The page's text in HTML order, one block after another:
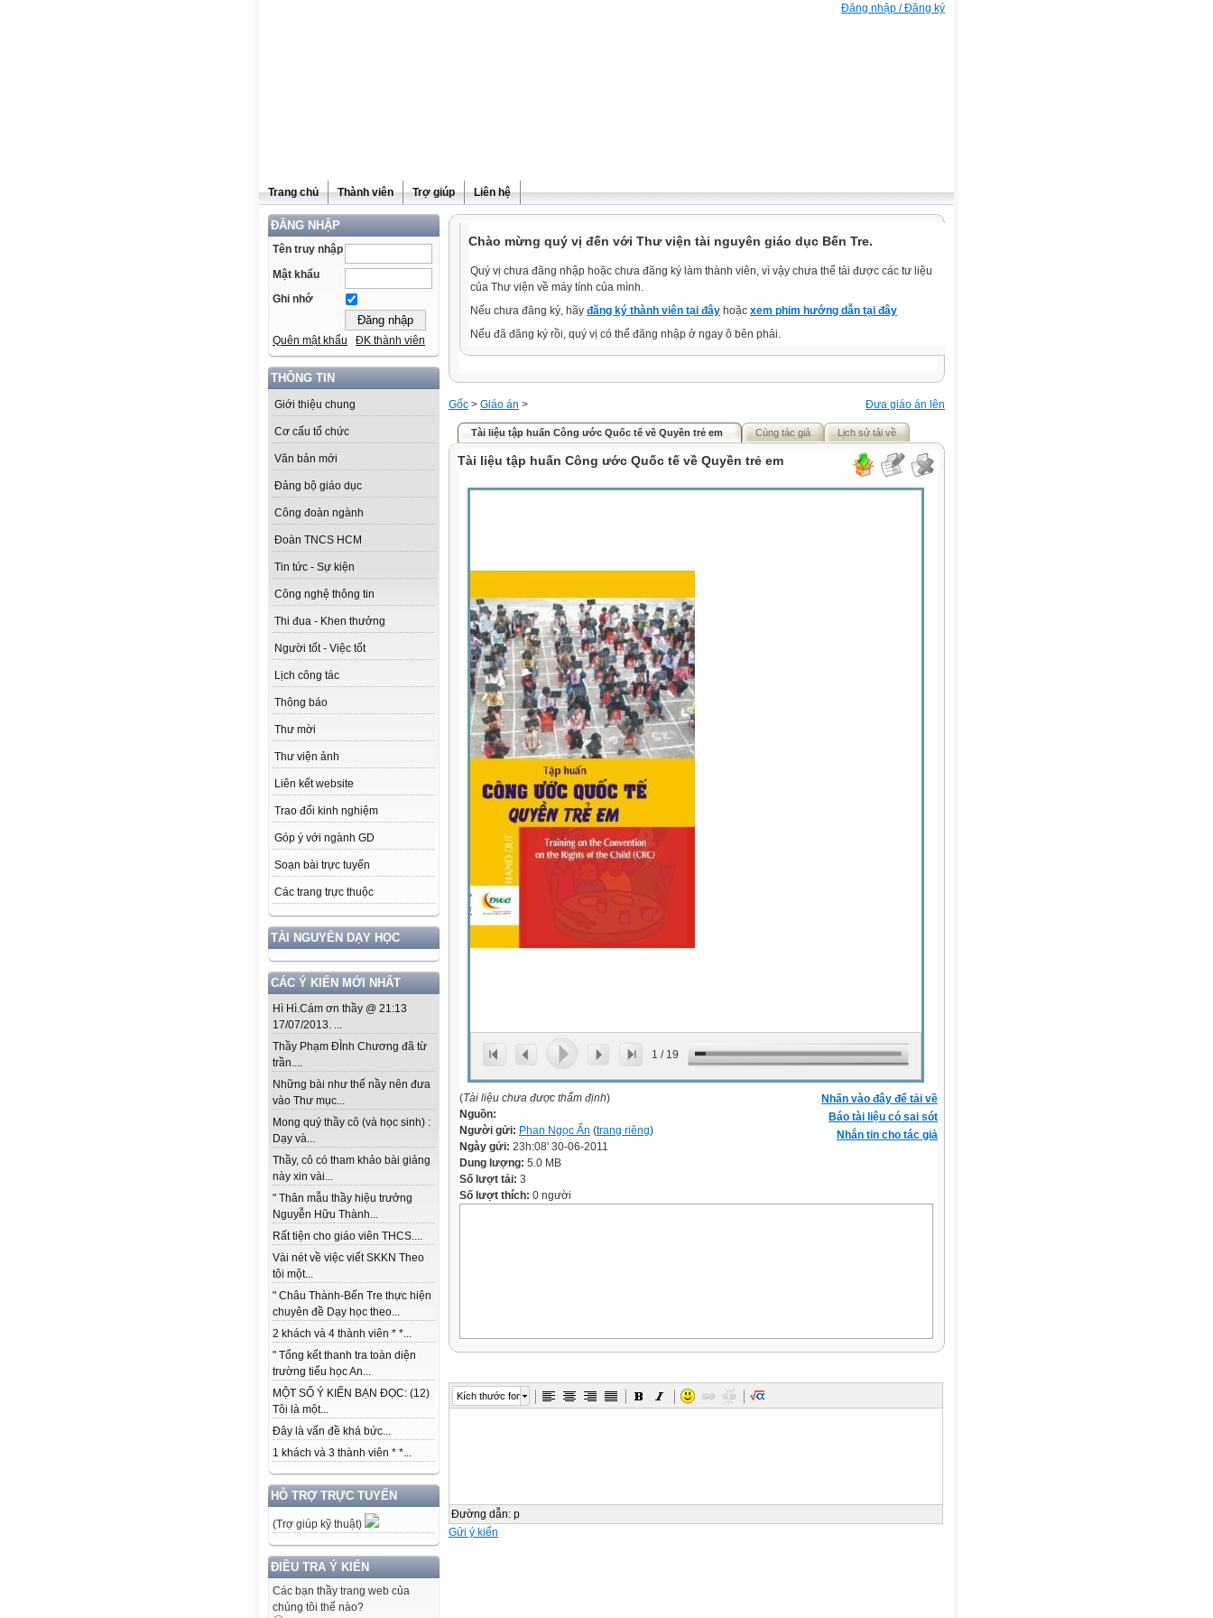
Đăng nhập / Đăng ký
Trang chủ Thành viên Trợ giúp Liên hệ
ĐĂNG NHẬP
Tên truy nhập
Mật khẩu
Ghi nhớ
Quên mật khẩu ĐK thành viên
THÔNG TIN
Giới thiệu chung
Cơ cấu tổ chức
Văn bản mới
Đảng bộ giáo dục
Công đoàn ngành
Đoàn TNCS HCM
Tin tức - Sự kiện
Công nghệ thông tin
Thi đua - Khen thưởng
Người tốt - Việc tốt
Lịch công tác
Thông báo
Thư mời
Thư viện ảnh
Liên kết website
Trao đổi kinh nghiệm
Góp ý với ngành GD
Soạn bài trực tuyến
Các trang trực thuộc
TÀI NGUYÊN DẠY HỌC
CÁC Ý KIẾN MỚI NHẤT
Hì Hì.Cám ơn thầy @ 21:13
17/07/2013. ...
Thầy Phạm ĐÌnh Chương đã từ
trần....
Những bài như thế nầy nên đưa
vào Thư mục...
Mong quý thầy cô (và học sinh) :
Dạy và...
Thầy, cô có tham khảo bài giảng
này xin vài...
" Thân mẫu thầy hiệu trưởng
Nguyễn Hữu Thành...
Rất tiện cho giáo viên THCS....
Vài nét về việc viết SKKN Theo
tôi một...
" Châu Thành-Bến Tre thực hiện
chuyên đề Dạy học theo...
2 khách và 4 thành viên * *...
" Tổng kết thanh tra toàn diện
trường tiểu học An...
MỘT SỐ Ý KIẾN BẠN ĐỌC: (12)
Tôi là một...
Đây là vấn đề khá bức...
1 khách và 3 thành viên * *...
HỖ TRỢ TRỰC TUYẾN
(Trợ giúp kỹ thuật)
ĐIỀU TRA Ý KIẾN
Các bạn thầy trang web của
chúng tôi thế nào?
Chào mừng quý vị đến với Thư viện tài nguyên giáo dục Bến Tre.
Quý vị chưa đăng nhập hoặc chưa đăng ký làm thành viên, vì vậy chưa thể tải được các tư liệu
của Thư viện về máy tính của mình.
Nếu chưa đăng ký, hãy đăng ký thành viên tại đây hoặc xem phim hướng dẫn tại đây
Nếu đã đăng ký rồi, quý vị có thể đăng nhập ở ngay ô bên phải.
Đưa giáo án lên
Gốc > Giáo án >
Tài liệu tập huấn Công ước Quốc tế về Quyền trẻ em Cùng tác giả Lịch sử tải về
Tài liệu tập huấn Công ước Quốc tế về Quyền trẻ em
1 / 19
Nhấn vào đây để tải về
Báo tài liệu có sai sót
Nhắn tin cho tác giả
(Tài liệu chưa được thẩm định)
Nguồn:
Người gửi: Phan Ngọc Ẩn (trang riêng)
Ngày gửi: 23h:08' 30-06-2011
Dung lượng: 5.0 MB
Số lượt tải: 3
Số lượt thích: 0 người
Kích thước font
Đường dẫn: p
Gửi ý kiến